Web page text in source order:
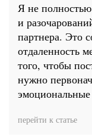
Я не
и
партнера. Это
отдаленность
того, чтобы
нужно
перейти к статье